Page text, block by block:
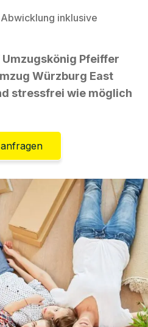
inklusive
Pfeiffer
Würzburg East
stressfrei wie möglich